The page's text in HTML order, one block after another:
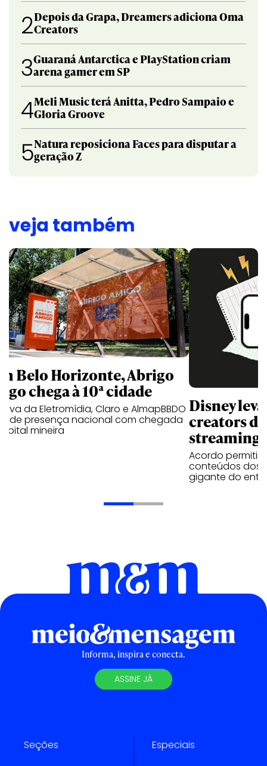
2Depois da Grapa, Dreamers adiciona Oma
Creators
3Guaraná Antarctica e PlayStation criam
arena gamer em SP
4Meli Music terá Anitta, Pedro Sampaio e
Gloria Groove
5Natura reposiciona Faces para disputar a
geração Z
veja também
Belo Horizonte, Abrigo
chega à 10ª cidade
da Eletromídia, Claro e AlmapBBDO
presença nacional com chegada
mineira
Disney
creators
streaming
Acordo
conteúdos dos
gigante do
Informa, inspira e conecta.
ASSINE JÁ
Seções Especiais